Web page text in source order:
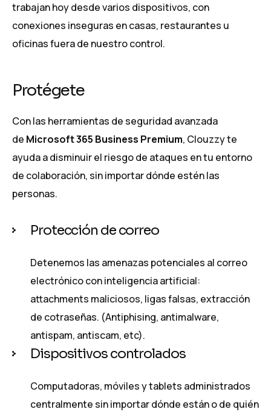
trabajan hoy desde varios dispositivos, con
conexiones inseguras en casas, restaurantes u
oficinas fuera de nuestro control.
Protégete
Con las herramientas de seguridad avanzada
de Microsoft 365 Business Premium, Clouzzy te
ayuda a disminuir el riesgo de ataques en tu entorno
de colaboración, sin importar dónde estén las
personas.
Protección de correo
Detenemos las amenazas potenciales al correo
electrónico con inteligencia artificial:
attachments maliciosos, ligas falsas, extracción
de cotraseñas. (Antiphising, antimalware,
antispam, antiscam, etc).
Dispositivos controlados
Computadoras, móviles y tablets administrados
centralmente sin importar dónde están o de quién